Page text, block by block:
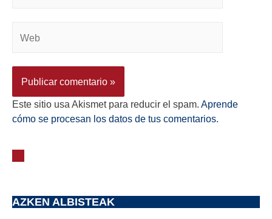
Este sitio usa Akismet para reducir el spam. Aprende
cómo se procesan los datos de tus comentarios.
AZKEN ALBISTEAK